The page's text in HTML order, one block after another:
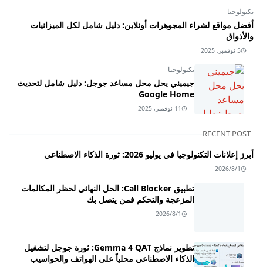
تكنولوجيا
أفضل مواقع لشراء المجوهرات أونلاين: دليل شامل لكل الميزانيات
والأذواق
5 نوفمبر, 2025
تكنولوجيا
جيميني يحل محل مساعد جوجل: دليل شامل لتحديث
Google Home
11 نوفمبر, 2025
RECENT POST
أبرز إعلانات التكنولوجيا في يوليو 2026: ثورة الذكاء الاصطناعي
2026/8/1
تطبيق Call Blocker: الحل النهائي لحظر المكالمات
المزعجة والتحكم فمن يتصل بك
2026/8/1
تطوير نماذج Gemma 4 QAT: ثورة جوجل لتشغيل
الذكاء الاصطناعي محلياً على الهواتف والحواسيب